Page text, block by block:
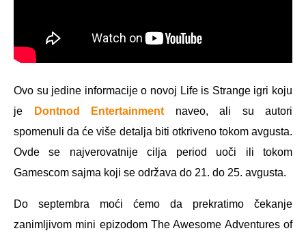
Ovo su jedine informacije o novoj Life is Strange igri koju
je
Dontnod Entertainment naveo, ali su autori
spomenuli da će više detalja biti otkriveno tokom avgusta.
Ovde se najverovatnije cilja period uoči ili tokom
Gamescom sajma koji se održava do 21. do 25. avgusta.
Do septembra moći ćemo da prekratimo čekanje
zanimljivom mini epizodom The Awesome Adventures of